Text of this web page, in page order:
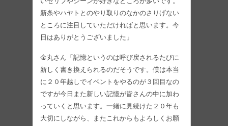
新条やハヤトとのやり取りのなかのさりげない
ところに注目していただければと思います。今
日はありがとうございました」
金丸さん「記憶というのは呼び戻されるたびに
新しく書き換えられるのだそうです。僕は本当
に２０年越しでイベントをやるのが３回目なの
ですが今日また新しい記憶が皆さんの中に加わ
っていくと思います。一緒に見続けた２０年も
大切にしながら、またこれからもよろしくお願